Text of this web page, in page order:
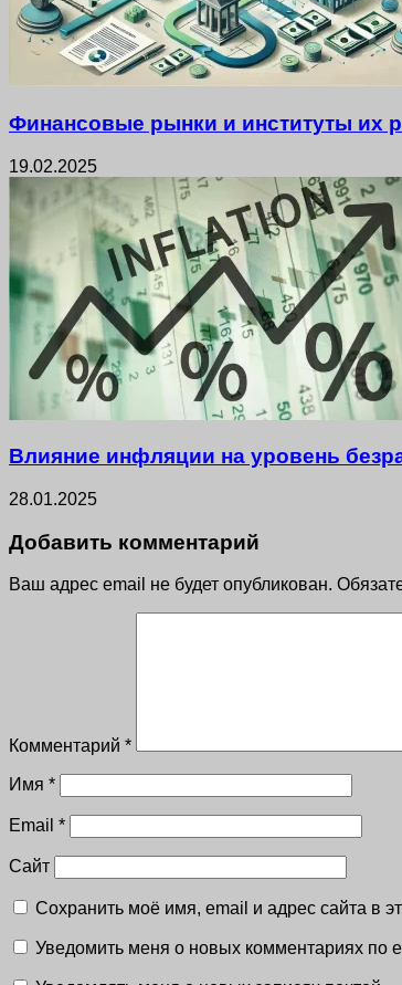
Финансовые рынки и институты их
19.02.2025
Влияние инфляции на уровень
28.01.2025
Добавить комментарий
Ваш адрес email не будет опубликован.
Комментарий *
Имя *
Email *
Сайт
Сохранить моё имя, email и адрес сайта в
Уведомить меня о новых комментариях по